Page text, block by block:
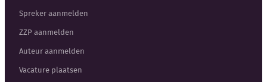
Spreker aanmelden
ZZP aanmelden
Auteur aanmelden
Vacature plaatsen